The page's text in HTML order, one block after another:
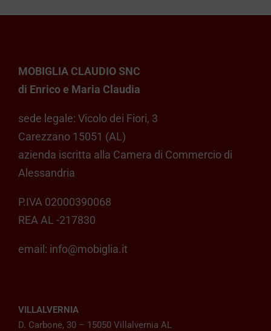
MOBIGLIA CLAUDIO SNC
di Enrico e Maria Claudia
sede legale: Vicolo dei Fiori, 3
Carezzano 15051 (AL)
azienda iscritta alla Camera di Commercio di
Alessandria
P.IVA 02000390068
REA AL -217830
email: info@mobiglia.it
VILLALVERNIA
D. Carbone, 30 – 15050 Villalvernia AL